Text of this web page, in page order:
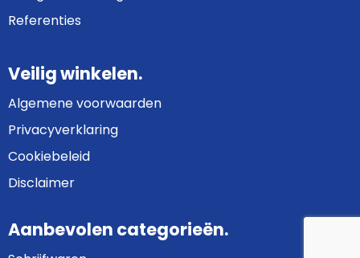
Referenties
Veilig winkelen.
Algemene voorwaarden
Privacyverklaring
Cookiebeleid
Disclaimer
Aanbevolen categorieën.